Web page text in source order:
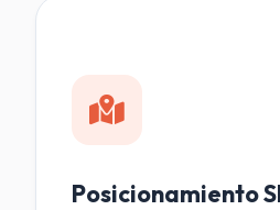
Posicionamiento